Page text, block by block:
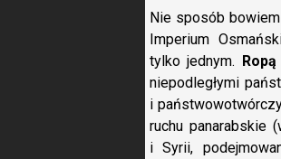
Nie sposób
Imperium
tylko jednym.
niepodległymi
i
ruchu panarabskie
i Syrii,